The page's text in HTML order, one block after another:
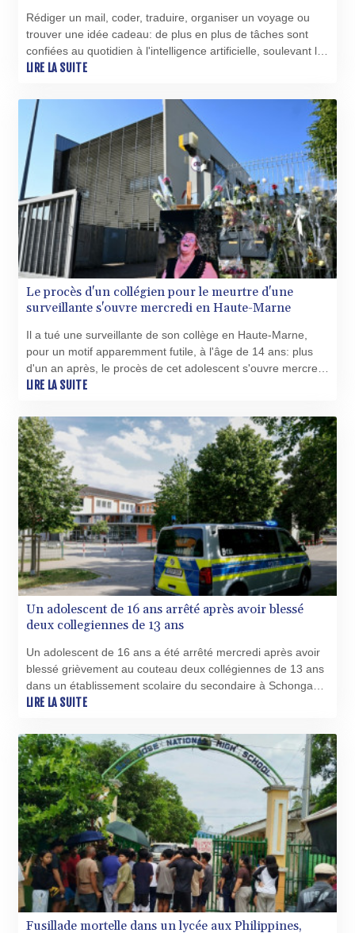
COP 3623.690519
CRC 524.22617
CUC 1.154472
CZK 24.259377
DJF 205.172641
DKK 7.476145
DOP 67.321992
DZD 153.279508
EGP 57.585512
ERN 17.317076
ETB 186.715352
FJD 2.553114
FKP 0.856331
GBP 0.854713
GEL 3.013068
GGP 0.856331
GHS 13.556568
GIP 0.856331
GMD 84.856485
GYD 241.831737
HKD 9.057432
HNL 30.951928
HRK 7.535817
HTG 150.98364
HUF 364.606998
IDR 20526.507465
ILS 3.461279
IMP 0.856331
INR 110.133259
IQD 1512.727812
IRR
1587081.157342
ISK 142.20827
JEP 0.856331
JMD 183.379231
KES 149.365809
KGS 100.958668
KHR 4681.70199
KMF 491.805569
KRW 1637.335322
KWD 0.356743
KYD 0.962318
KZT 538.348431
LAK 26078.516124
LBP
103405.556276
LKR 387.005699
Rédiger un mail, coder, traduire, organiser un voyage ou
trouver une idée cadeau: de plus en plus de tâches sont
confiées au quotidien à l'intelligence artificielle, soulevant la
question d'une diminution potentielle des capacités
LIRE LA SUITE
Le procès d'un collégien pour le meurtre d'une
surveillante s'ouvre mercredi en Haute-Marne
Il a tué une surveillante de son collège en Haute-Marne,
pour un motif apparemment futile, à l'âge de 14 ans: plus
d'un an après, le procès de cet adolescent s'ouvre mercredi
à Chaumont et s'annonce très scruté, bien qu'à huis clos.
LIRE LA SUITE
Un adolescent de 16 ans arrêté après avoir blessé
deux collegiennes de 13 ans
Un adolescent de 16 ans a été arrêté mercredi après avoir
blessé grièvement au couteau deux collégiennes de 13 ans
dans un établissement scolaire du secondaire à Schongau,
en Bavière (sud), selon les autorités allemandes.
LIRE LA SUITE
Fusillade mortelle dans un lycée aux Philippines,